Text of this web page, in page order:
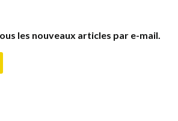
les nouveaux articles par e-mail.